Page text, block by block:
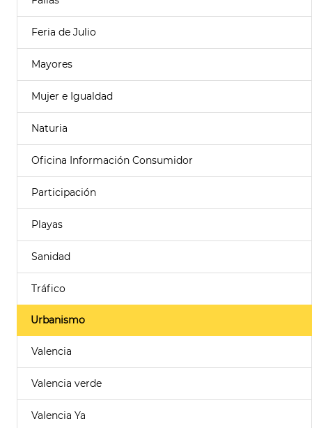
Feria de Julio
Mayores
Mujer e Igualdad
Naturia
Oficina Información Consumidor
Participación
Playas
Sanidad
Tráfico
Urbanismo
Valencia
Valencia verde
Valencia Ya